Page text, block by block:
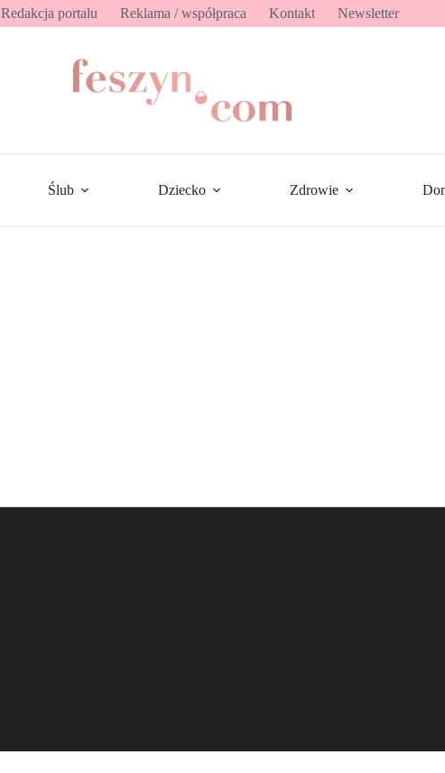
Redakcja portalu Reklama / współpraca Kontakt Newsletter
Ślub Dziecko Zdrowie